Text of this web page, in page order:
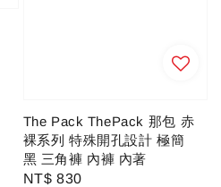
The Pack ThePack 那包 赤
裸系列 特殊開孔設計 極簡
黑 三角褲 內褲 內著
Regular
NT$ 830